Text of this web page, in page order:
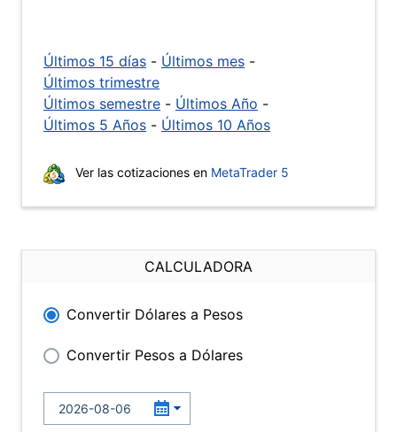
Últimos 15 días - Últimos mes -
Últimos trimestre
Últimos semestre - Últimos Año -
Últimos 5 Años - Últimos 10 Años
Ver las cotizaciones en MetaTrader 5
CALCULADORA
Convertir Dólares a Pesos
Convertir Pesos a Dólares